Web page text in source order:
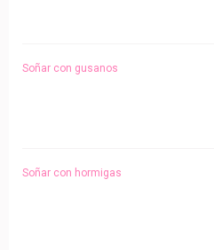
Soñar con gusanos
Soñar con hormigas